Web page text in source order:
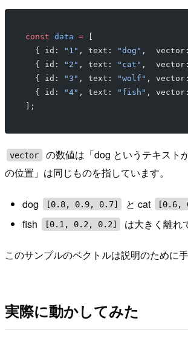
const data = [
  { id:
"1" , text: "dog" ,
  { id:
"2" , text: "cat" ,
  { id:
"3" , text: "wolf" ,
  { id:
"4" , text: "fish" ,
];
vector
の数値は「dog というテキスト
の位置」は同じものを指しています。
dog [0.8, 0.9, 0.7] と cat [0.6,
fish
[0.1, 0.2, 0.2] は大きく離れ
このサンプルのベクトルは説明のために
実際に動かしてみた